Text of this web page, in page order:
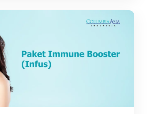
Anda sekarang juga!